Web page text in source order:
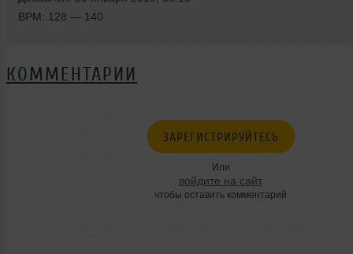
BPM: 128 — 140
КОММЕНТАРИИ
ЗАРЕГИСТРИРУЙТЕСЬ
Или
войдите на сайт
чтобы оставить комментарий